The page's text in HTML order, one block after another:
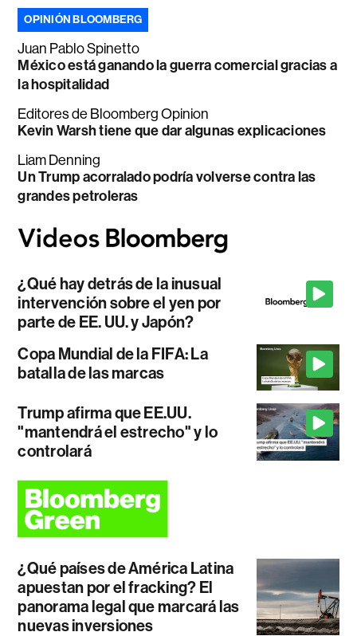
OPINIÓN BLOOMBERG
Juan Pablo Spinetto
México está ganando la guerra comercial gracias a
la hospitalidad
Editores de Bloomberg Opinion
Kevin Warsh tiene que dar algunas explicaciones
Liam Denning
Un Trump acorralado podría volverse contra las
grandes petroleras
¿Qué hay detrás de la inusual
intervención sobre el yen por
parte de EE. UU. y Japón?
Copa Mundial de la FIFA: La
batalla de las marcas
Trump afirma que EE.UU.
"mantendrá el estrecho" y lo
controlará
¿Qué países de América Latina
apuestan por el fracking? El
panorama legal que marcará las
nuevas inversiones